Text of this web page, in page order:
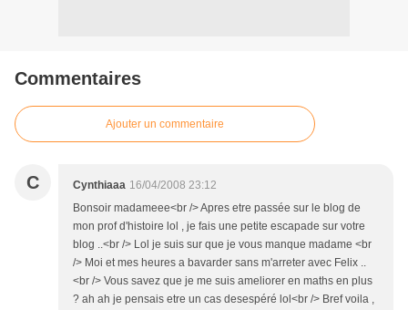
Commentaires
Ajouter un commentaire
C Cynthiaaa 16/04/2008 23:12
Bonsoir madameee<br /> Apres etre passée sur le blog de
mon prof d'histoire lol , je fais une petite escapade sur votre
blog ..<br /> Lol je suis sur que je vous manque madame <br
/> Moi et mes heures a bavarder sans m'arreter avec Felix ..
<br /> Vous savez que je me suis ameliorer en maths en plus
? ah ah je pensais etre un cas desespéré lol<br /> Bref voila ,